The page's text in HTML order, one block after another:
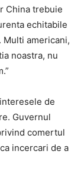
China trebuie
echitabile
americani,
noastra, nu
de
Guvernul
comertul
incercari de a